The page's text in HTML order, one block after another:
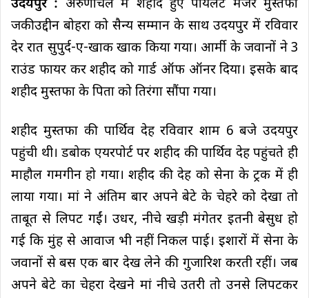
उदयपुर : अरुणाचल में शहीद हुए पायलट मेजर मुस्तफा
जकीउद्दीन बोहरा को सैन्य सम्मान के साथ उदयपुर में रविवार
देर रात सुपुर्द-ए-खाक खाक किया गया। आर्मी के जवानों ने 3
राउंड फायर कर शहीद को गार्ड ऑफ ऑनर दिया। इसके बाद
शहीद मुस्तफा के पिता को तिरंगा सौंपा गया।
शहीद मुस्तफा की पार्थिव देह रविवार शाम 6 बजे उदयपुर
पहुंची थी। डबोक एयरपोर्ट पर शहीद की पार्थिव देह पहुंचते ही
माहौल गमगीन हो गया। शहीद की देह को सेना के ट्रक में ही
लाया गया। मां ने अंतिम बार अपने बेटे के चेहरे को देखा तो
ताबूत से लिपट गईं। उधर, नीचे खड़ी मंगेतर इतनी बेसुध हो
गई कि मुंह से आवाज भी नहीं निकल पाई। इशारों में सेना के
जवानों से बस एक बार देख लेने की गुजारिश करती रहीं। जब
अपने बेटे का चेहरा देखने मां नीचे उतरी तो उनसे लिपटकर